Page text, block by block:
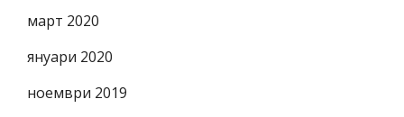
март 2020
януари 2020
ноември 2019